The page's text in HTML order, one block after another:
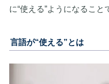
に“使える”ようになること
言語が“使える”とは